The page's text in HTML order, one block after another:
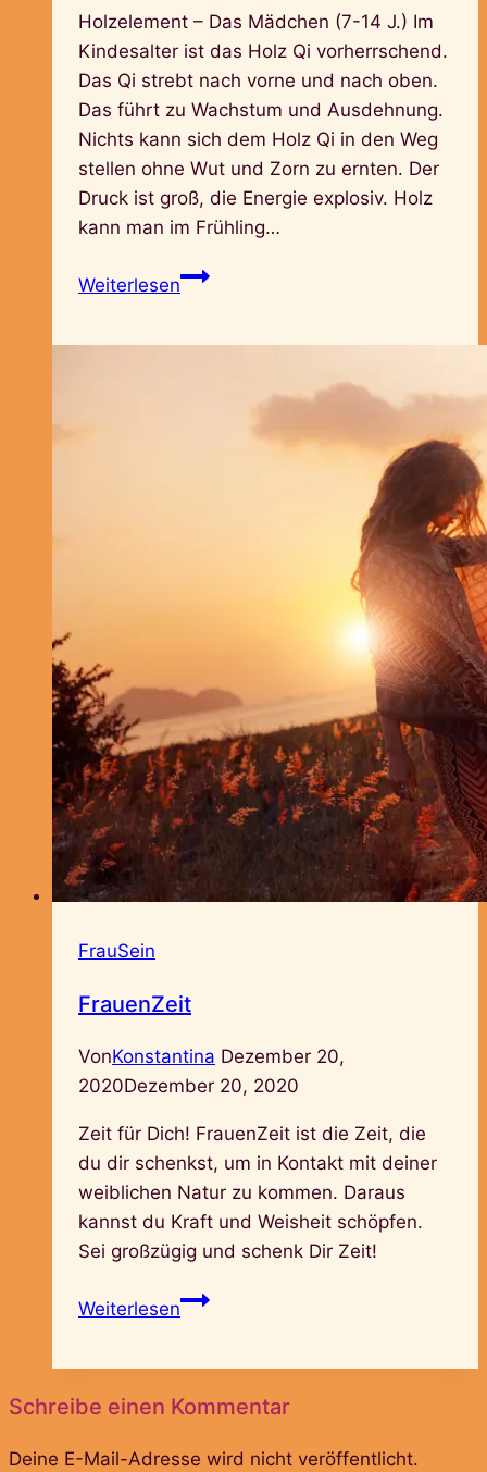
Holzelement – Das Mädchen (7-14 J.) Im
Kindesalter ist das Holz Qi vorherrschend.
Das Qi strebt nach vorne und nach oben.
Das führt zu Wachstum und Ausdehnung.
Nichts kann sich dem Holz Qi in den Weg
stellen ohne Wut und Zorn zu ernten. Der
Druck ist groß, die Energie explosiv. Holz
kann man im Frühling…
WeiterlesenHolzelement
FrauSein
FrauenZeit
VonKonstantina Dezember 20,
2020Dezember 20, 2020
Zeit für Dich! FrauenZeit ist die Zeit, die
du dir schenkst, um in Kontakt mit deiner
weiblichen Natur zu kommen. Daraus
kannst du Kraft und Weisheit schöpfen.
Sei großzügig und schenk Dir Zeit!
WeiterlesenFrauenZeit
Schreibe einen Kommentar
Deine E-Mail-Adresse wird nicht veröffentlicht.